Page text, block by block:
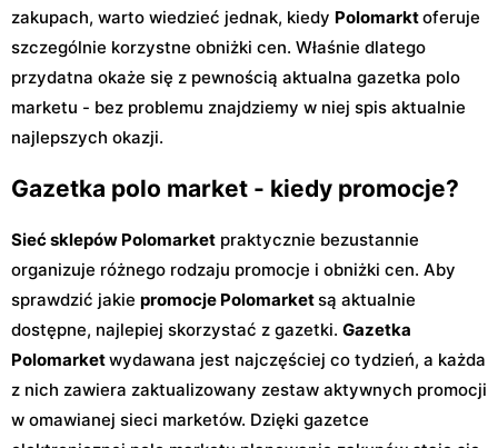
zakupach, warto wiedzieć jednak, kiedy Polomarktoferuje
szczególnie korzystne obniżki cen. Właśnie dlatego
przydatna okaże się z pewnością aktualna gazetka polo
marketu - bez problemu znajdziemy w niej spis aktualnie
najlepszych okazji.
Gazetka polo market - kiedy promocje?
Sieć sklepów Polomarket praktycznie bezustannie
organizuje różnego rodzaju promocje i obniżki cen. Aby
sprawdzić jakie promocje Polomarket są aktualnie
dostępne, najlepiej skorzystać z gazetki. Gazetka
Polomarketwydawana jest najczęściej co tydzień, a każda
z nich zawiera zaktualizowany zestaw aktywnych promocji
w omawianej sieci marketów. Dzięki gazetce